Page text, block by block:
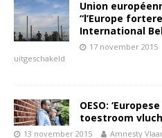
Union
“l’Europe
International
17 november 2015
uitgeschakeld
OESO:
toestroom
13 november 2015 Amnesty